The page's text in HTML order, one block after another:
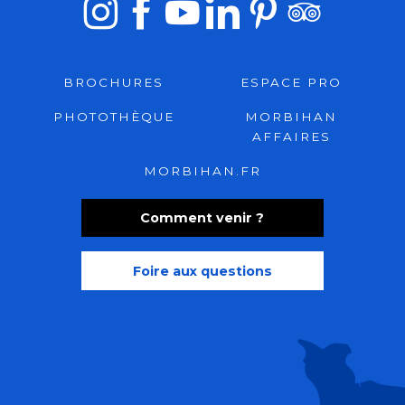
Comment venir ?
Foire aux questions
BROCHURES ESPACE PRO
PHOTOTHÈQUE
MORBIHAN
AFFAIRES
MORBIHAN.FR